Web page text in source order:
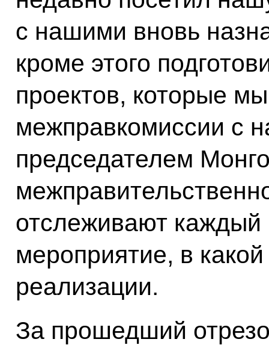
с нашими вновь
кроме этого
проектов, которые
межправкомиссии с
председателем
отслеживают каждый
мероприятие, в
реализации.
За прошедший